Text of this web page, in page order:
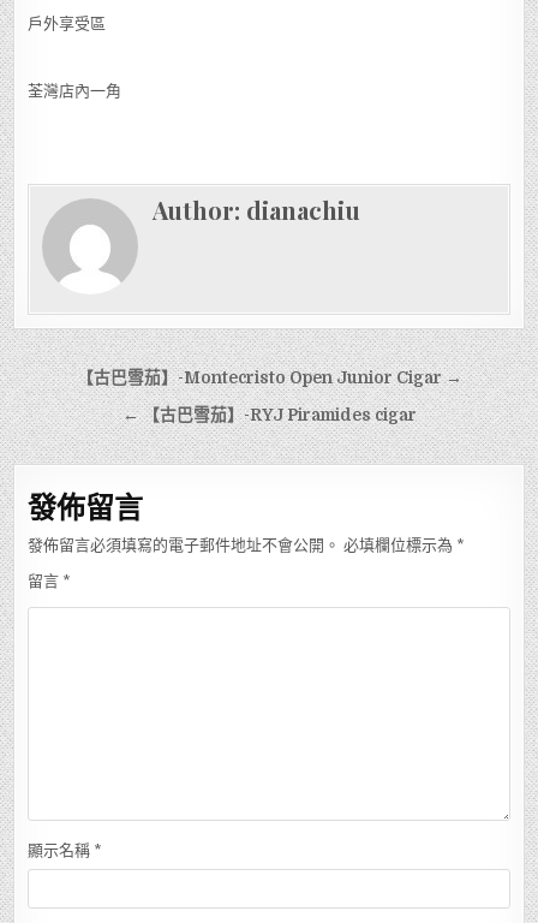
戶外享受區
荃灣店內一角
Author: dianachiu
文
章
導
覽
【古巴雪茄】-Montecristo Open Junior Cigar →
← 【古巴雪茄】-RYJ Piramides cigar
發佈留言
發佈留言必須填寫的電子郵件地址不會公開。 必填欄位標示為 *
留言 *
顯示名稱 *